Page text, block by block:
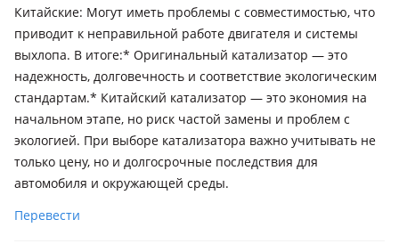
Mercedes-Benz S 600
2017 - 2020 W222/C217/A217 рестайлинг, 2013 - 2017
W222/C217/A217, 2005 - 2009 W221, 2009 - 2013 W221
рестайлинг, 2002 - 2005 W220 рестайлинг, 1998 - 2002 W220,
1996 - 1999 W140 [2-й рестайлинг], 1994 - 1996 W140/C140
рестайлинг, 1991 - 1993 W140/C140
Mercedes-Benz S 63 AMG
2020 - н.в. W223, 2017 - 2020 W222/C217/A217 рестайлинг,
2013 - 2017 W222/C217/A217, 2009 - 2013 W221 рестайлинг,
2005 - 2009 W221, 1998 - 2002 W220, 1972 - 1980 W116, 1965 -
1972 W108/W109
Китайские: Могут иметь проблемы с совместимостью, что
приводит к неправильной работе двигателя и системы
выхлопа. В итоге:* Оригинальный катализатор — это
надежность, долговечность и соответствие экологическим
стандартам.* Китайский катализатор — это экономия на
начальном этапе, но риск частой замены и проблем с
экологией. При выборе катализатора важно учитывать не
только цену, но и долгосрочные последствия для
автомобиля и окружающей среды.
Перевести